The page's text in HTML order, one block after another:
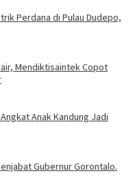
Perdana di Pulau Dudepo,
Mendiktisaintek Copot
Anak Kandung Jadi
Gubernur Gorontalo.